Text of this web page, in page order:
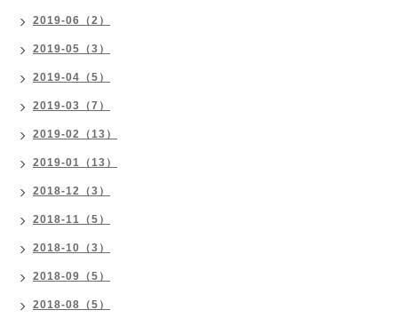
2019-06（2）
2019-05（3）
2019-04（5）
2019-03（7）
2019-02（13）
2019-01（13）
2018-12（3）
2018-11（5）
2018-10（3）
2018-09（5）
2018-08（5）